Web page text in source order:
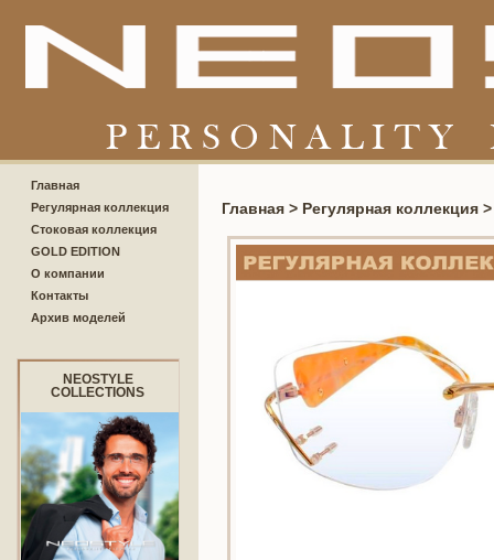
Главная
Регулярная коллекция
Стоковая коллекция
GOLD EDITION
О компании
Контакты
Архив моделей
NEOSTYLE
COLLECTIONS
Главная > Регулярная коллекция